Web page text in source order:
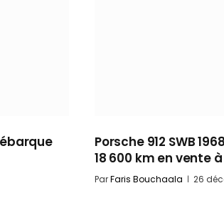
Porsche 912 SWB
18 600 km en vente
ParFaris Bouchaala 26